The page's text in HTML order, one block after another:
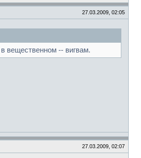
27.03.2009, 02:05
вещественном -- вигвам.
27.03.2009, 02:07